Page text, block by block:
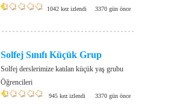
1042 kez izlendi 3370 gün önce
Solfej Sınıfı Küçük Grup
Solfej derslerimize katılan küçük yaş grubu
Öğrencileri
945 kez izlendi 3370 gün önce